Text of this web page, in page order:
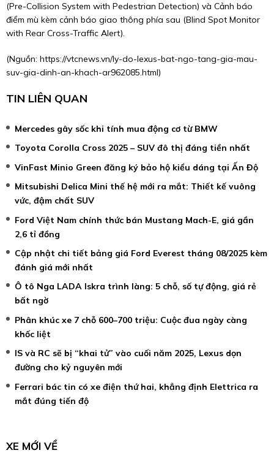
(Pre-Collision System with Pedestrian Detection) và Cảnh báo
điểm mù kèm cảnh báo giao thông phía sau (Blind Spot Monitor
with Rear Cross-Traffic Alert).
(Nguồn: https://vtcnews.vn/ly-do-lexus-bat-ngo-tang-gia-mau-
suv-gia-dinh-an-khach-ar962085.html)
TIN LIÊN QUAN
Mercedes gây sốc khi tính mua động cơ từ BMW
Toyota Corolla Cross 2025 – SUV đô thị đáng tiền nhất
VinFast Minio Green đăng ký bảo hộ kiểu dáng tại Ấn Độ
Mitsubishi Delica Mini thế hệ mới ra mắt: Thiết kế vuông
vức, đậm chất SUV
Ford Việt Nam chính thức bán Mustang Mach-E, giá gần
2,6 tỉ đồng
Cập nhật chi tiết bảng giá Ford Everest tháng 08/2025 kèm
đánh giá mới nhất
Ô tô Nga LADA Iskra trình làng: 5 chỗ, số tự động, giá rẻ
bất ngờ
Phân khúc xe 7 chỗ 600–700 triệu: Cuộc đua ngày càng
khốc liệt
IS và RC sẽ bị “khai tử” vào cuối năm 2025, Lexus dọn
đường cho kỷ nguyên mới
Ferrari bác tin có xe điện thứ hai, khẳng định Elettrica ra
mắt đúng tiến độ
XE MỚI VỀ